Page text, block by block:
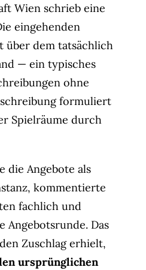
Wien schrieb eine
eingehenden
über dem tatsächlich
— ein typisches
ohne
formuliert
Spielräume durch
die Angebote als
kommentierte
fachlich und
Das
Zuschlag erhielt,
ursprünglichen